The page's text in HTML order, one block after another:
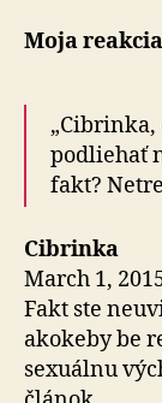
Moja
„Cibrinka,
podliehať
fakt?
Cibrinka
March 1,
Fakt ste
akokeby be
sexuálnu